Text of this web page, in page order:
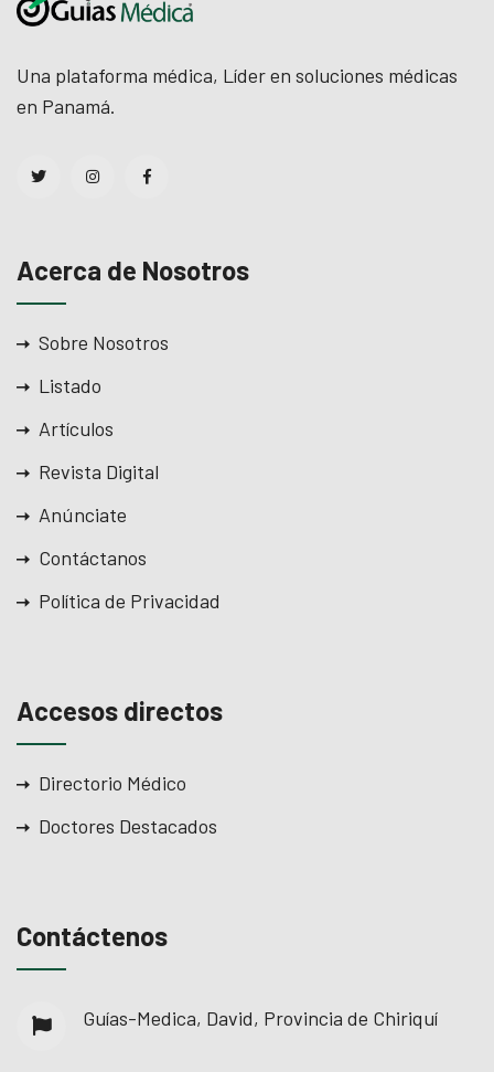
Una plataforma médica, Líder en soluciones médicas
en Panamá.
Acerca de Nosotros
Sobre Nosotros
Listado
Artículos
Revista Digital
Anúnciate
Contáctanos
Política de Privacidad
Accesos directos
Directorio Médico
Doctores Destacados
Contáctenos
Guías-Medica, David, Provincia de Chiriquí